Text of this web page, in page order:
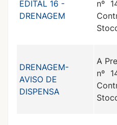
EDITAL 16 -
DRENAGEM
nº
DRENAGEM-
AVISO DE
DISPENSA
A
nº